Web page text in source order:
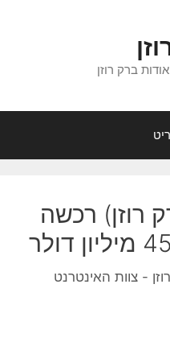
ברק רוזן
רוזן) רכשה
- צוות האינטרנט